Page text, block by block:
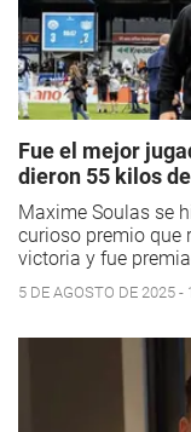
Fue el mejor
dieron 55 kilos
Maxime Soulas se
curioso premio que
victoria y fue
5 DE AGOSTO DE 2025 -